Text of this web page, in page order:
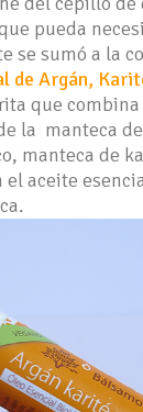
pueda
se sumó a la
de Argán,
que
la manteca
manteca de
aceite